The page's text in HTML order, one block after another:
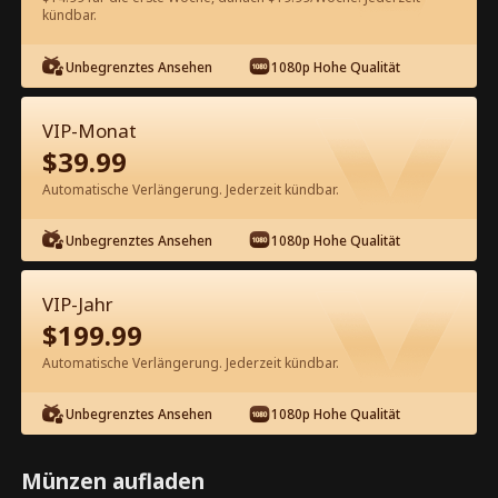
Kostenlos in der App ansehen
Episode 32 - Wiedergeburt in den
80ern: Der Erfolg der Plus-Size-
Ehefrau Kompletter Film
1-50 51-76
32 33 35 36
kündbar.
Unbegrenztes Ansehen 1080p Hohe Qualität
VIP-Monat
$39.99
Automatische Verlängerung. Jederzeit kündbar.
Unbegrenztes Ansehen 1080p Hohe Qualität
VIP-Jahr
$199.99
Automatische Verlängerung. Jederzeit kündbar.
Unbegrenztes Ansehen 1080p Hohe Qualität
Münzen aufladen